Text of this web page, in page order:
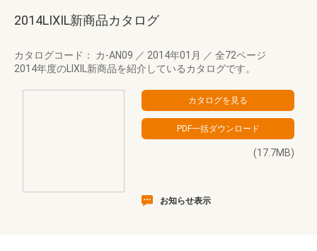
2014LIXIL新商品カタログ
カタログコード： カ-AN09 ／ 2014年01月 ／ 全72ページ
2014年度のLIXIL新商品を紹介しているカタログです。
(17.7MB)
お知らせ表示